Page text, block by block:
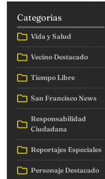
Categorias
Vida y Salud
Vecino Destacado
Tiempo Libre
San Francisco News
Responsabilidad
Ciudadana
Reportajes Especiales
Personaje Destacado